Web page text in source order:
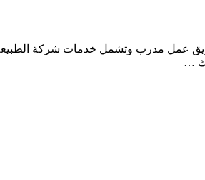
عمل مدرب وتشمل خدمات شركة الطبيعة
…